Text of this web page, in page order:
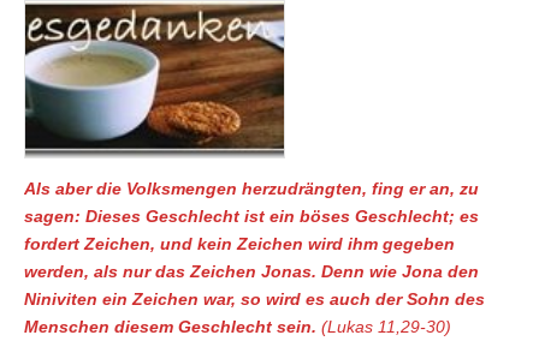
Als aber die Volksmengen herzudrängten, fing er an, zu
sagen: Dieses Geschlecht ist ein böses Geschlecht; es
fordert Zeichen, und kein Zeichen wird ihm gegeben
werden, als nur das Zeichen Jonas. Denn wie Jona den
Niniviten ein Zeichen war, so wird es auch der Sohn des
Menschen diesem Geschlecht sein. (Lukas 11,29-30)